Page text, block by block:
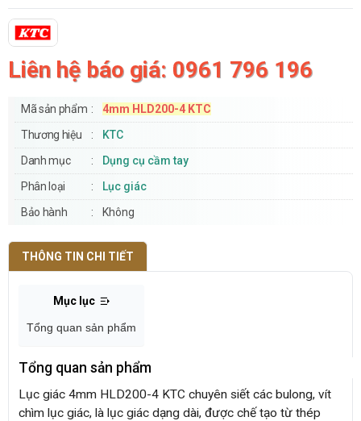
Liên hệ báo giá: 0961 796 196
Mã sản phẩm
4mm HLD200-4 KTC
Thương hiệu
KTC
Danh mục
Dụng cụ cầm tay
Phân loại
Lục giác
Bảo hành
Không
THÔNG TIN CHI TIẾT
Mục lục
Tổng quan sản phẩm
Tổng quan sản phẩm
Lục giác 4mm HLD200-4 KTC chuyên siết các bulong, vít
chìm lục giác, là lục giác dạng dài, được chế tạo từ thép